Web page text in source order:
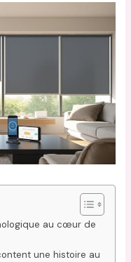
au cœur de
une histoire au